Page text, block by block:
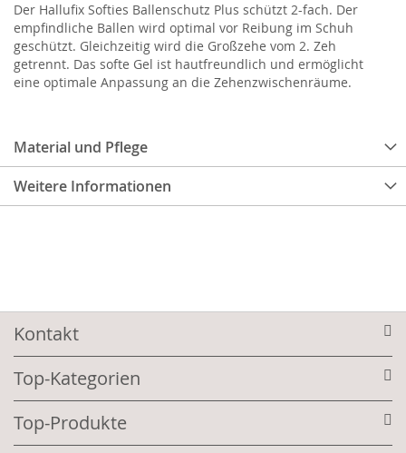
Material und Pflege
Weitere Informationen
Der Hallufix Softies Ballenschutz Plus schützt 2-fach. Der
empfindliche Ballen wird optimal vor Reibung im Schuh
geschützt. Gleichzeitig wird die Großzehe vom 2. Zeh
getrennt. Das softe Gel ist hautfreundlich und ermöglicht
eine optimale Anpassung an die Zehenzwischenräume.
Kontakt
Top-Kategorien
Top-Produkte